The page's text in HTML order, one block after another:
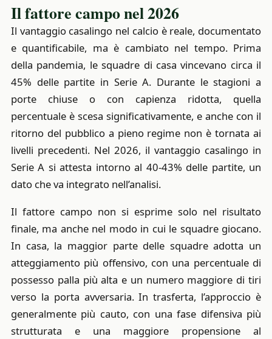
Il fattore campo nel 2026
Il vantaggio casalingo nel calcio è reale, documentato
e quantificabile, ma è cambiato nel tempo. Prima
della pandemia, le squadre di casa vincevano circa il
45% delle partite in Serie A. Durante le stagioni a
porte chiuse o con capienza ridotta, quella
percentuale è scesa significativamente, e anche con il
ritorno del pubblico a pieno regime non è tornata ai
livelli precedenti. Nel 2026, il vantaggio casalingo in
Serie A si attesta intorno al 40-43% delle partite, un
dato che va integrato nell’analisi.
Il fattore campo non si esprime solo nel risultato
finale, ma anche nel modo in cui le squadre giocano.
In casa, la maggior parte delle squadre adotta un
atteggiamento più offensivo, con una percentuale di
possesso palla più alta e un numero maggiore di tiri
verso la porta avversaria. In trasferta, l’approccio è
generalmente più cauto, con una fase difensiva più
strutturata e una maggiore propensione al